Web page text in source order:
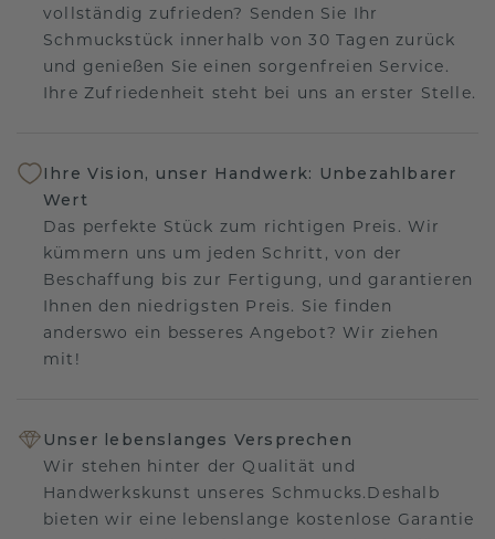
vollständig zufrieden? Senden Sie Ihr
Schmuckstück innerhalb von 30 Tagen zurück
und genießen Sie einen sorgenfreien Service.
Ihre Zufriedenheit steht bei uns an erster Stelle.
Ihre Vision, unser Handwerk: Unbezahlbarer
Wert
Das perfekte Stück zum richtigen Preis. Wir
kümmern uns um jeden Schritt, von der
Beschaffung bis zur Fertigung, und garantieren
Ihnen den niedrigsten Preis. Sie finden
anderswo ein besseres Angebot? Wir ziehen
mit!
Unser lebenslanges Versprechen
Wir stehen hinter der Qualität und
Handwerkskunst unseres Schmucks.Deshalb
bieten wir eine lebenslange kostenlose Garantie